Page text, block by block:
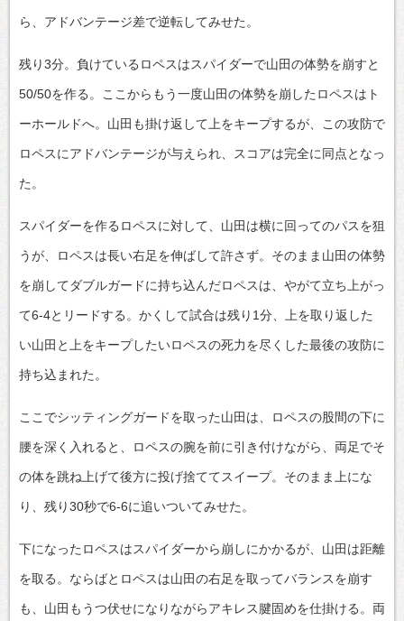
ら、アドバンテージ差で逆転してみせた。
残り3分。負けているロペスはスパイダーで山田の体勢を崩すと
50/50を作る。ここからもう一度山田の体勢を崩したロペスはト
ーホールドへ。山田も掛け返して上をキープするが、この攻防で
ロペスにアドバンテージが与えられ、スコアは完全に同点となっ
た。
スパイダーを作るロペスに対して、山田は横に回ってのパスを狙
うが、ロペスは長い右足を伸ばして許さず。そのまま山田の体勢
を崩してダブルガードに持ち込んだロペスは、やがて立ち上がっ
て6-4とリードする。かくして試合は残り1分、上を取り返した
い山田と上をキープしたいロペスの死力を尽くした最後の攻防に
持ち込まれた。
ここでシッティングガードを取った山田は、ロペスの股間の下に
腰を深く入れると、ロペスの腕を前に引き付けながら、両足でそ
の体を跳ね上げて後方に投げ捨ててスイープ。そのまま上にな
り、残り30秒で6-6に追いついてみせた。
下になったロペスはスパイダーから崩しにかかるが、山田は距離
を取る。ならばとロペスは山田の右足を取ってバランスを崩す
も、山田もうつ伏せになりながらアキレス腱固めを仕掛ける。両